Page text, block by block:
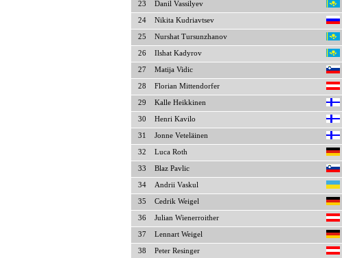
23 Danil Vassilyev
24 Nikita Kudriavtsev
25 Nurshat Tursunzhanov
26 Ilshat Kadyrov
27 Matija Vidic
28 Florian Mittendorfer
29 Kalle Heikkinen
30 Henri Kavilo
31 Jonne Veteläinen
32 Luca Roth
33 Blaz Pavlic
34 Andrii Vaskul
35 Cedrik Weigel
36 Julian Wienerroither
37 Lennart Weigel
38 Peter Resinger